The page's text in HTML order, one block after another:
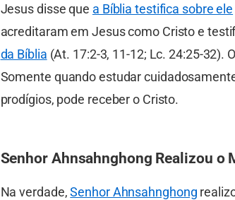
Jesus disse que a Bíblia testifica sobre ele
acreditaram em Jesus como Cristo e
da Bíblia (At. 17:2-3, 11-12; Lc. 24:25-32).
Somente quando estudar
prodígios, pode receber o Cristo.
Senhor Ahnsahnghong Realizou o
Na verdade,Senhor Ahnsahnghong